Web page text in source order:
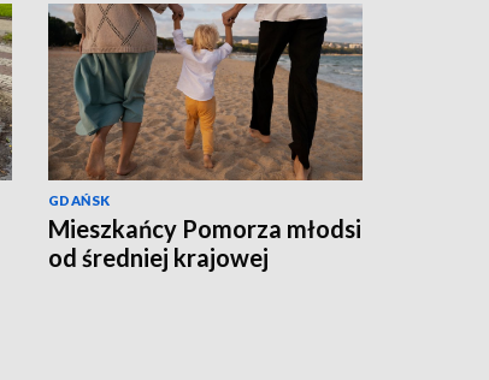
GDAŃSK
Mieszkańcy Pomorza młodsi
od średniej krajowej